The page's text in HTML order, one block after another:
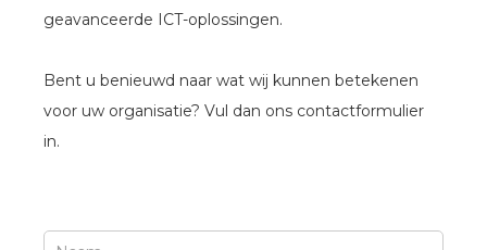
geavanceerde ICT-oplossingen.
Bent u benieuwd naar wat wij kunnen betekenen
voor uw organisatie? Vul dan ons contactformulier
in.